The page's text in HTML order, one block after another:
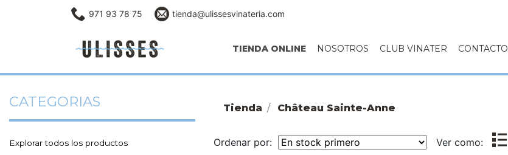
971 93 78 75 tienda@ulissesvinateria.com
TIENDA ONLINE NOSOTROS CLUB VINATER CONTACTO
CATEGORIAS
Explorar todos los productos
Tienda Château Sainte-Anne
Ordenar por: Ver como: